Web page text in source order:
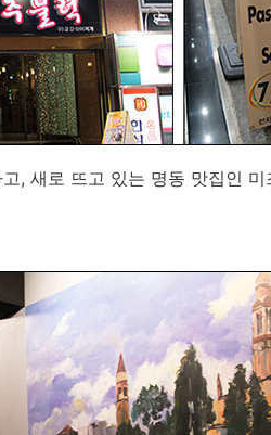
, 새로 뜨고 있는 명동 맛집인